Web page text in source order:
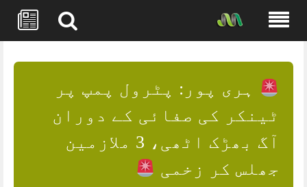
content
ہری پور: پٹرول پمپ پر
ٹینکر کی صفائی کے دوران
آگ بھڑک اٹھی، 3 ملازمین
جھلس کر زخمی